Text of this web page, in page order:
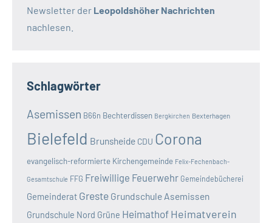
Newsletter der Leopoldshöher Nachrichten
nachlesen.
Schlagwörter
Asemissen B66n Bechterdissen Bergkirchen Bexterhagen
Bielefeld Brunsheide CDU Corona
evangelisch-reformierte Kirchengemeinde Felix-Fechenbach-
Gesamtschule FFG Freiwillige Feuerwehr Gemeindebücherei
Gemeinderat Greste Grundschule Asemissen
Grundschule Nord Grüne Heimathof Heimatverein